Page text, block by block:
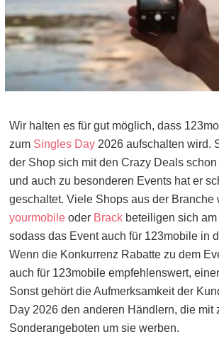
Wir halten es für gut möglich, dass
zum Singles Day 2026 aufschalten wird.
der Shop sich mit den Crazy Deals
und auch zu besonderen Events hat er
geschaltet. Viele Shops aus der Branche
yourmobile oder Brack beteiligen sich
sodass das Event auch für 123mobile in
Wenn die Konkurrenz Rabatte zu dem
auch für 123mobile empfehlenswert,
Sonst gehört die Aufmerksamkeit der
Day 2026 den anderen Händlern, die mit
Sonderangeboten um sie werben.